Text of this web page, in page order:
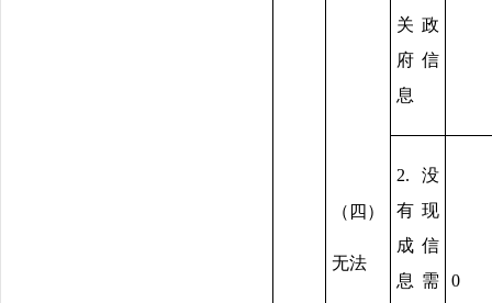
（四）
无法
关政
府信
息
2.没
有现
成信
息需
0